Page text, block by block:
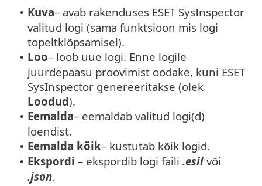
• Kuva– avab rakenduses ESET SysInspector
valitud logi (sama funktsioon mis logi
topeltklõpsamisel).
• Loo– loob uue logi. Enne logile
juurdepääsu proovimist oodake, kuni ESET
SysInspector genereeritakse (olek
Loodud).
• Eemalda– eemaldab valitud logi(d)
loendist.
• Eemalda kõik– kustutab kõik logid.
• Ekspordi – ekspordib logi faili .esil või
.json.